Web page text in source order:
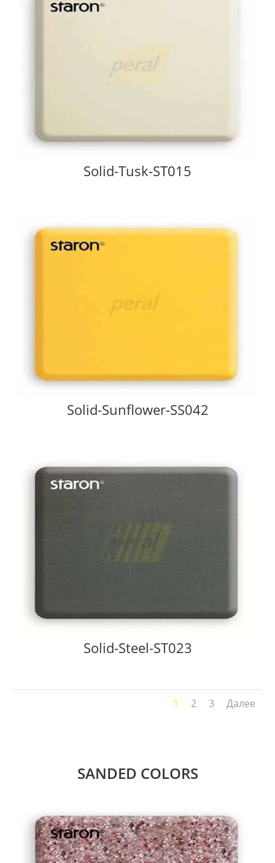
Solid-Tusk-ST015
Solid-Sunflower-SS042
Solid-Steel-ST023
1 2 3 Далее
SANDED COLORS